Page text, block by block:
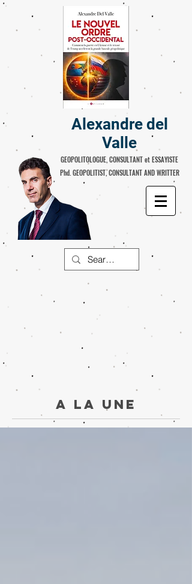
Alexandre del
Valle
GEOPOLITOLOGUE, CONSULTANT et ESSAYISTE
Phd. GEOPOLITIST, CONSULTANT AND WRITTER
A la une